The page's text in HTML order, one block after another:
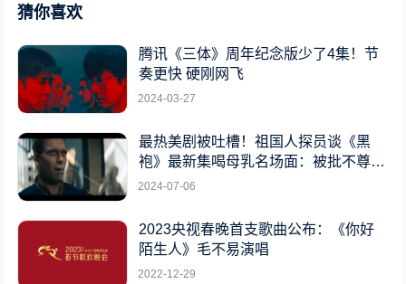
猜你喜欢
腾讯《三体》周年纪念版少了4集！节
奏更快 硬刚网飞
2024-03-27
最热美剧被吐槽！祖国人探员谈《黑
袍》最新集喝母乳名场面：被批不尊重
女性
2024-07-06
2023央视春晚首支歌曲公布：《你好
陌生人》毛不易演唱
2022-12-29